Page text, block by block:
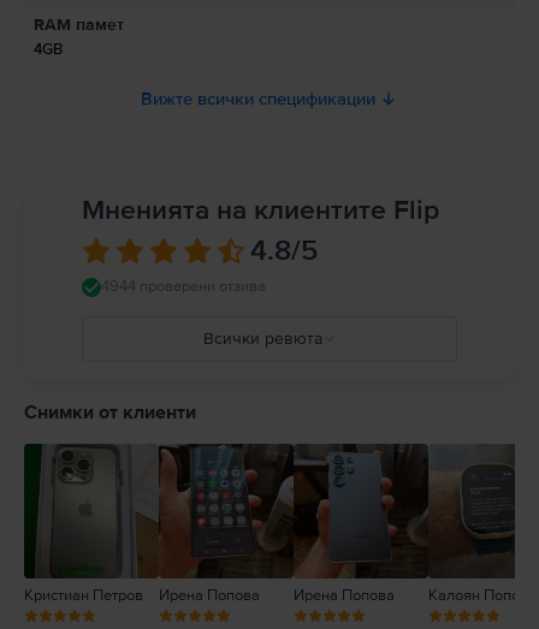
RAM памет
4GB
Вижте всички спецификации
Мненията на клиентите Flip
4.8/5
4944 проверени отзива
Всички ревюта
Снимки от клиенти
Кристиан Петров Ирена Попова Ирена Попова Калоян Попов